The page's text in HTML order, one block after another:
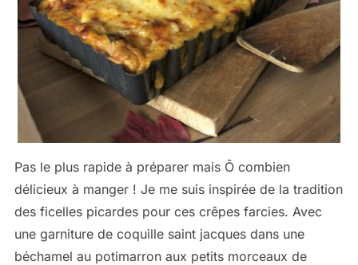
Pas le plus rapide à préparer mais Ô combien
délicieux à manger ! Je me suis inspirée de la tradition
des ficelles picardes pour ces crêpes farcies. Avec
une garniture de coquille saint jacques dans une
béchamel au potimarron aux petits morceaux de